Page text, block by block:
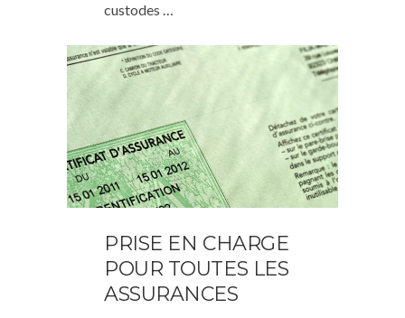
custodes …
PRISE EN CHARGE
POUR TOUTES LES
ASSURANCES